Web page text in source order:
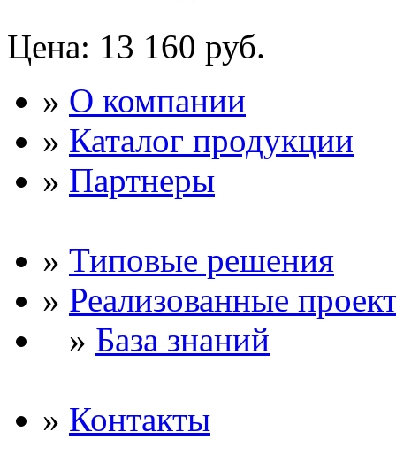
Цена: 13 160 руб.
» О компании
» Каталог продукции
» Партнеры
» Типовые решения
» Реализованные
» База знаний
» Контакты